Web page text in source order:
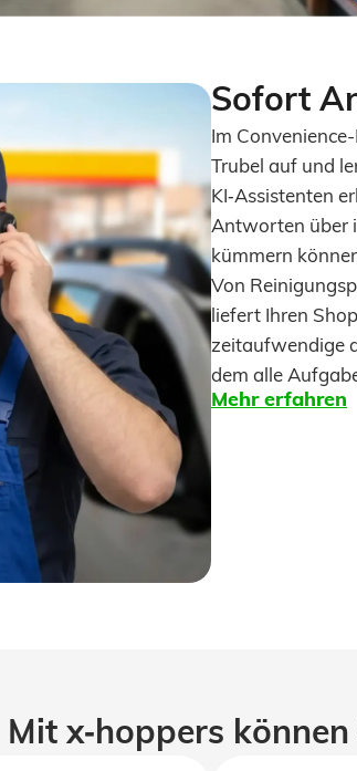
Sofort
Im
Trubel auf und
KI‑Assistenten
Antworten über
kümmern
Von
liefert Ihren
zeitaufwendige
dem alle
Mehr erfahren
Mit x‑hoppers können